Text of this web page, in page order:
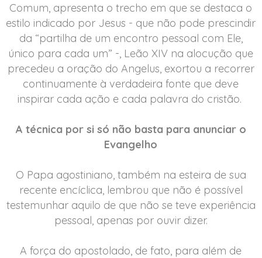
Comum, apresenta o trecho em que se destaca o
estilo indicado por Jesus - que não pode prescindir
da “partilha de um encontro pessoal com Ele,
único para cada um” -, Leão XIV na alocução que
precedeu a oração do Angelus, exortou a recorrer
continuamente à verdadeira fonte que deve
inspirar cada ação e cada palavra do cristão.
A técnica por si só não basta para anunciar o
Evangelho
O Papa agostiniano, também na esteira de sua
recente encíclica, lembrou que não é possível
testemunhar aquilo de que não se teve experiência
pessoal, apenas por ouvir dizer.
A força do apostolado, de fato, para além de